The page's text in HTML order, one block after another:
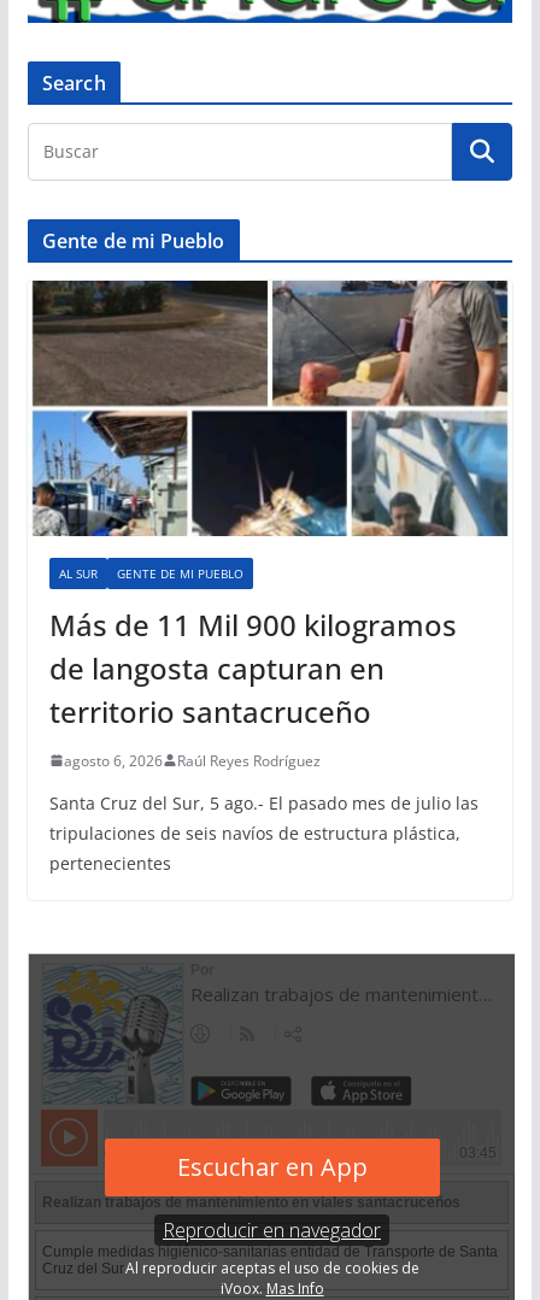
Search
Gente de mi Pueblo
AL SUR GENTE DE MI PUEBLO
Más de 11 Mil 900 kilogramos
de langosta capturan en
territorio santacruceño
agosto 6, 2026 Raúl Reyes Rodríguez
Santa Cruz del Sur, 5 ago.- El pasado mes de julio las
tripulaciones de seis navíos de estructura plástica,
pertenecientes